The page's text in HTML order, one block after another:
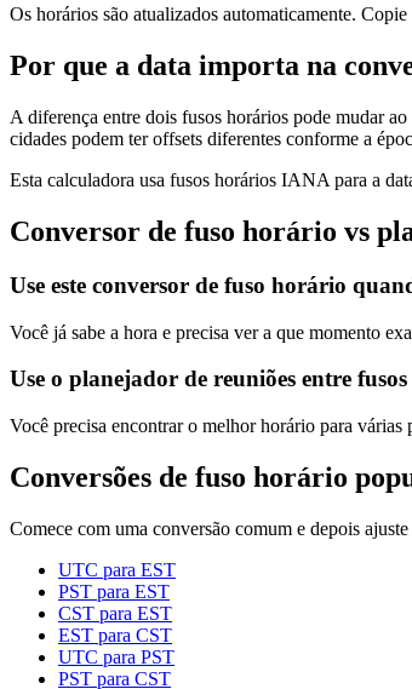
Os horários são atualizados automaticamente.
Por que a data importa na
A diferença entre dois fusos horários pode mudar
cidades podem ter offsets diferentes conforme a
Esta calculadora usa fusos horários IANA para a
Conversor de fuso horário vs
Use este conversor de fuso horário
Você já sabe a hora e precisa ver a que momento
Use o planejador de reuniões entre
Você precisa encontrar o melhor horário para várias
Conversões de fuso horário
Comece com uma conversão comum e depois
UTC para EST
PST para EST
CST para EST
EST para CST
UTC para PST
PST para CST